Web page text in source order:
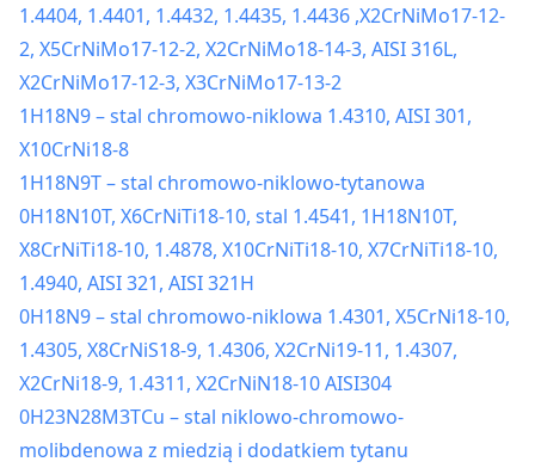
1.4404, 1.4401, 1.4432, 1.4435, 1.4436 ,X2CrNiMo17-12-
2, X5CrNiMo17-12-2, X2CrNiMo18-14-3, AISI 316L,
X2CrNiMo17-12-3, X3CrNiMo17-13-2
1H18N9 – stal chromowo-niklowa 1.4310, AISI 301,
X10CrNi18-8
1H18N9T – stal chromowo-niklowo-tytanowa
0H18N10T, X6CrNiTi18-10, stal 1.4541, 1H18N10T,
X8CrNiTi18-10, 1.4878, X10CrNiTi18-10, X7CrNiTi18-10,
1.4940, AISI 321, AISI 321H
0H18N9 – stal chromowo-niklowa 1.4301, X5CrNi18-10,
1.4305, X8CrNiS18-9, 1.4306, X2CrNi19-11, 1.4307,
X2CrNi18-9, 1.4311, X2CrNiN18-10 AISI304
0H23N28M3TCu – stal niklowo-chromowo-
molibdenowa z miedzią i dodatkiem tytanu